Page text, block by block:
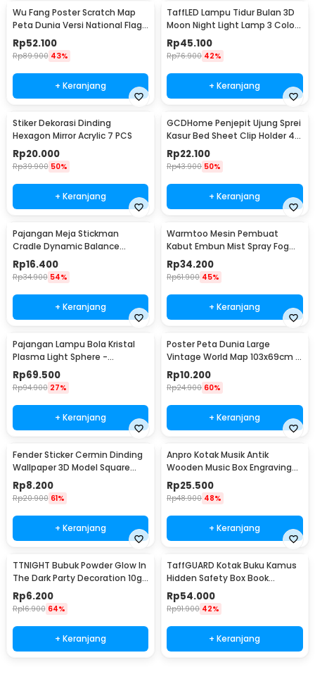
Wu Fang Poster Scratch Map
Peta Dunia Versi National Flag
- ZJP-M018
Rp52.100
Rp89.900 43%
+ Keranjang
TaffLED Lampu Tidur Bulan 3D
Moon Night Light Lamp 3 Color
8cm 1W 5V - LD002701
Rp45.100
Rp76.900 42%
+ Keranjang
Stiker Dekorasi Dinding
Hexagon Mirror Acrylic 7 PCS
Rp20.000
Rp39.900 50%
+ Keranjang
GCDHome Penjepit Ujung Sprei
Kasur Bed Sheet Clip Holder 4
PCS - FS-1809
Rp22.100
Rp43.900 50%
+ Keranjang
Pajangan Meja Stickman
Cradle Dynamic Balance
Instrument Ball Pendulum
Rp16.400
Rp34.900 54%
+ Keranjang
Warmtoo Mesin Pembuat
Kabut Embun Mist Spray Fog
Maker 12 LED 24V - WT01
Rp34.200
Rp61.900 45%
+ Keranjang
Pajangan Lampu Bola Kristal
Plasma Light Sphere -
ZC211700
Rp69.500
Rp94.900 27%
+ Keranjang
Poster Peta Dunia Large
Vintage World Map 103x69cm -
N401
Rp10.200
Rp24.900 60%
+ Keranjang
Fender Sticker Cermin Dinding
Wallpaper 3D Model Square
Mirror 9 PCS - Q353
Rp8.200
Rp20.900 61%
+ Keranjang
Anpro Kotak Musik Antik
Wooden Music Box Engraving
Harry Potter - ADQ0194
Rp25.500
Rp48.900 48%
+ Keranjang
TTNIGHT Bubuk Powder Glow In
The Dark Party Decoration 10g
- T01
Rp6.200
Rp16.900 64%
+ Keranjang
TaffGUARD Kotak Buku Kamus
Hidden Safety Box Book
Password Lock Size S - KB-10P
Rp54.000
Rp91.900 42%
+ Keranjang